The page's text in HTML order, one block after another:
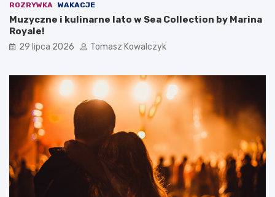
ROZRYWKA WAKACJE
Muzyczne i kulinarne lato w Sea Collection by Marina
Royale!
29 lipca 2026 Tomasz Kowalczyk